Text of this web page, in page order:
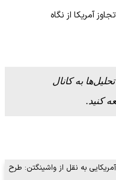
آمریکا از نگاه
به کانال
کنید.
به نقل از واشینگتن: طرح